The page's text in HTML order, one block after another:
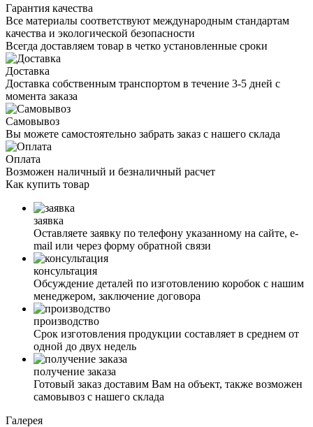
Гарантия качества
Все материалы соответствуют международным стандартам
качества и экологической безопасности
Всегда доставляем товар в четко установленные сроки
Доставка
Доставка собственным транспортом в течение 3-5 дней с
момента заказа
Самовывоз
Вы можете самостоятельно забрать заказ с нашего склада
Оплата
Возможен наличный и безналичный расчет
Как купить товар
заявка
Оставляете заявку по телефону указанному на сайте, е-
mail или через форму обратной связи
консультация
Обсуждение деталей по изготовлению коробок с нашим
менеджером, заключение договора
производство
Срок изготовления продукции составляет в среднем от
одной до двух недель
получение заказа
Готовый заказ доставим Вам на объект, также возможен
самовывоз с нашего склада
Галерея